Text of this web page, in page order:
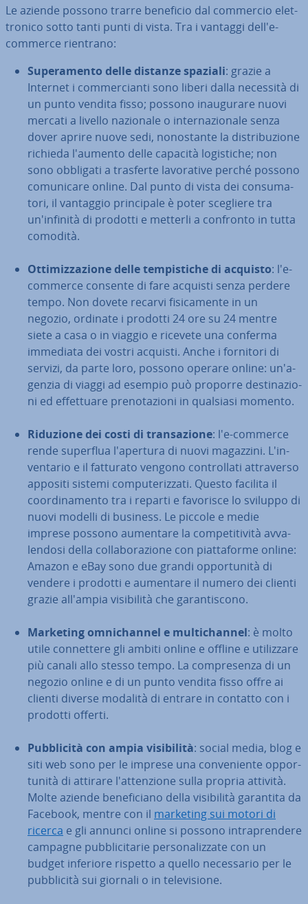
Le aziende possono trarre beneficio dal commercio elet­
tro­ni­co sotto tanti punti di vista. Tra i vantaggi dell'e-
commerce rientrano:
Su­pe­ra­men­to delle distanze spaziali: grazie a
Internet i com­mer­cian­ti sono liberi dalla necessità di
un punto vendita fisso; possono inau­gu­ra­re nuovi
mercati a livello nazionale o in­ter­na­zio­na­le senza
dover aprire nuove sedi, no­no­stan­te la di­stri­bu­zio­ne
richieda l'aumento delle capacità lo­gi­sti­che; non
sono obbligati a trasferte la­vo­ra­ti­ve perché possono
co­mu­ni­ca­re online. Dal punto di vista dei con­su­ma­
to­ri, il vantaggio prin­ci­pa­le è poter scegliere tra
un'in­fi­ni­tà di prodotti e metterli a confronto in tutta
comodità.
Ot­ti­miz­za­zio­ne delle tem­pi­sti­che di acquisto: l'e-
commerce consente di fare acquisti senza perdere
tempo. Non dovete recarvi fi­si­ca­men­te in un
negozio, ordinate i prodotti 24 ore su 24 mentre
siete a casa o in viaggio e ricevete una conferma
immediata dei vostri acquisti. Anche i fornitori di
servizi, da parte loro, possono operare online: un'a­
gen­zia di viaggi ad esempio può proporre de­sti­na­zio­
ni ed ef­fet­tua­re pre­no­ta­zio­ni in qualsiasi momento.
Riduzione dei costi di tran­sa­zio­ne: l'e-commerce
rende superflua l'a­per­tu­ra di nuovi magazzini. L'in­
ven­ta­rio e il fatturato vengono con­trol­la­ti at­tra­ver­so
appositi sistemi com­pu­te­riz­za­ti. Questo facilita il
coor­di­na­men­to tra i reparti e favorisce lo sviluppo di
nuovi modelli di business. Le piccole e medie
imprese possono aumentare la com­pe­ti­ti­vi­tà av­va­
len­do­si della col­la­bo­ra­zio­ne con piat­ta­for­me online:
Amazon e eBay sono due grandi op­por­tu­ni­tà di
vendere i prodotti e aumentare il numero dei clienti
grazie all'ampia vi­si­bi­li­tà che ga­ran­ti­sco­no.
Marketing om­ni­chan­nel e mul­ti­chan­nel: è molto
utile con­net­te­re gli ambiti online e offline e uti­liz­za­re
più canali allo stesso tempo. La com­pre­sen­za di un
negozio online e di un punto vendita fisso offre ai
clienti diverse modalità di entrare in contatto con i
prodotti offerti.
Pub­bli­ci­tà con ampia vi­si­bi­li­tà: social media, blog e
siti web sono per le imprese una con­ve­nien­te op­por­
tu­ni­tà di attirare l'at­ten­zio­ne sulla propria attività.
Molte aziende be­ne­fi­cia­no della vi­si­bi­li­tà garantita da
Facebook, mentre con il marketing sui motori di
ricerca e gli annunci online si possono in­tra­pren­de­re
campagne pub­bli­ci­ta­rie per­so­na­liz­za­te con un
budget inferiore rispetto a quello ne­ces­sa­rio per le
pub­bli­ci­tà sui giornali o in te­le­vi­sio­ne.